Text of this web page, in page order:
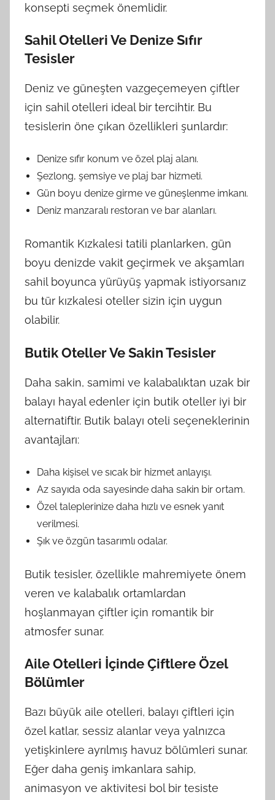
konsepti seçmek önemlidir.
Sahil Otelleri Ve Denize Sıfır
Tesisler
Deniz ve güneşten vazgeçemeyen çiftler
için sahil otelleri ideal bir tercihtir. Bu
tesislerin öne çıkan özellikleri şunlardır:
Denize sıfır konum ve özel plaj alanı.
Şezlong, şemsiye ve plaj bar hizmeti.
Gün boyu denize girme ve güneşlenme imkanı.
Deniz manzaralı restoran ve bar alanları.
Romantik Kızkalesi tatili planlarken, gün
boyu denizde vakit geçirmek ve akşamları
sahil boyunca yürüyüş yapmak istiyorsanız
bu tür kızkalesi oteller sizin için uygun
olabilir.
Butik Oteller Ve Sakin Tesisler
Daha sakin, samimi ve kalabalıktan uzak bir
balayı hayal edenler için butik oteller iyi bir
alternatiftir. Butik balayı oteli seçeneklerinin
avantajları:
Daha kişisel ve sıcak bir hizmet anlayışı.
Az sayıda oda sayesinde daha sakin bir ortam.
Özel taleplerinize daha hızlı ve esnek yanıt
verilmesi.
Şık ve özgün tasarımlı odalar.
Butik tesisler, özellikle mahremiyete önem
veren ve kalabalık ortamlardan
hoşlanmayan çiftler için romantik bir
atmosfer sunar.
Aile Otelleri İçinde Çiftlere Özel
Bölümler
Bazı büyük aile otelleri, balayı çiftleri için
özel katlar, sessiz alanlar veya yalnızca
yetişkinlere ayrılmış havuz bölümleri sunar.
Eğer daha geniş imkanlara sahip,
animasyon ve aktivitesi bol bir tesiste